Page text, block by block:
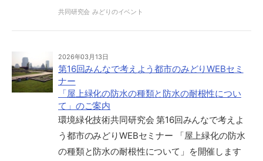
共同研究会 みどりのイベント
2026年03月13日
第16回みんなで考えよう都市のみどりWEBセミ
ナー
「屋上緑化の防水の種類と防水の耐根性につい
て」のご案内
環境緑化技術共同研究会 第16回みんなで考えよ
う都市のみどりWEBセミナー 「屋上緑化の防水
の種類と防水の耐根性について」を開催します